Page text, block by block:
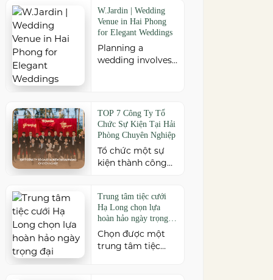
nghiệp và đáp ứng
nhiều quy mô sự
kiện, đừng […]
gắn kết sau nhiều
năm xa cách. Để
buổi hội ngộ thêm
trọn vẹn, việc lựa
chọn địa điểm phù
hợp về không
Dưới […]
W.Jardin | Wedding
Venue in Hai Phong
for Elegant Weddings
Planning a
wedding involves
venue is one of the
most important.
As a leading
wedding venue
Hai Phong,
W.Jardin
banquet halls,
romantic garden
spaces, premium
cuisine prepared
under the ISO
22000:2018 food
TOP 7 Công Ty Tổ
Chức Sự Kiện Tại Hải
Phòng Chuyên Nghiệp
Tổ chức một sự
kiện thành công
nghiệm và khả
năng triển khai
chuyên nghiệp. Tại
Hải Phòng, nhiều
công ty cung cấp
Trung tâm tiệc cưới
Hạ Long chọn lựa
hoàn hảo ngày trọng
đại
Chọn được một
trung tâm tiệc